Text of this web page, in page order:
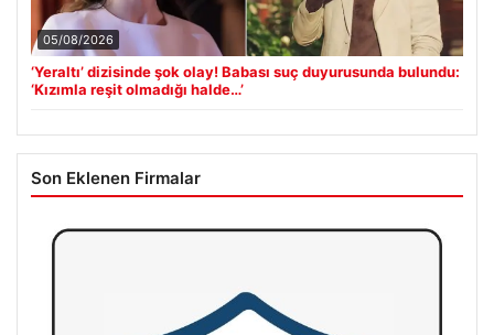
05/08/2026
‘Yeraltı’ dizisinde şok olay! Babası suç duyurusunda bulundu:
‘Kızımla reşit olmadığı halde…’
Son Eklenen Firmalar